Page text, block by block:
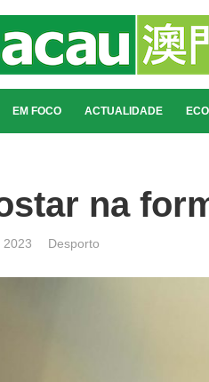
EM FOCO ACTUALIDADE
na
2023 Desporto